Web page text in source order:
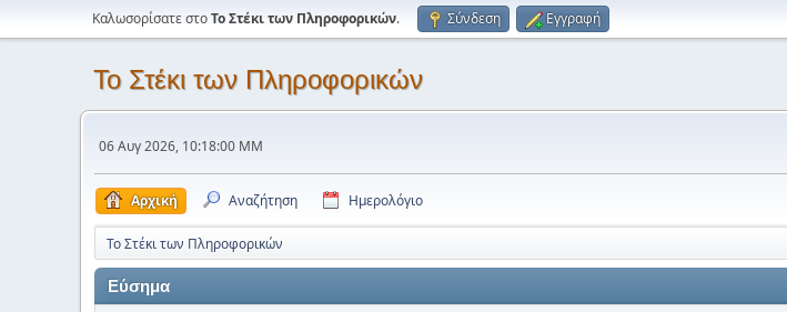
Καλωσορίσατε στοΤο Στέκι των Πληροφορικών. Σύνδεση Εγγραφή
Το Στέκι των Πληροφορικών
06 Αυγ 2026, 10:18:00 ΜΜ
Αρχική Αναζήτηση Ημερολόγιο
Το Στέκι των Πληροφορικών
Εύσημα